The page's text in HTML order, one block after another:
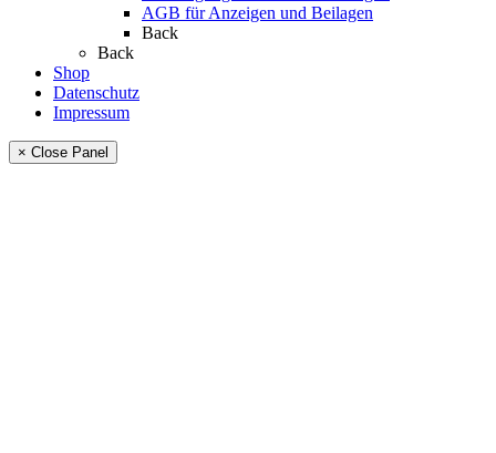
AGB für Anzeigen und Beilagen
Back
Back
Shop
Datenschutz
Impressum
× Close Panel